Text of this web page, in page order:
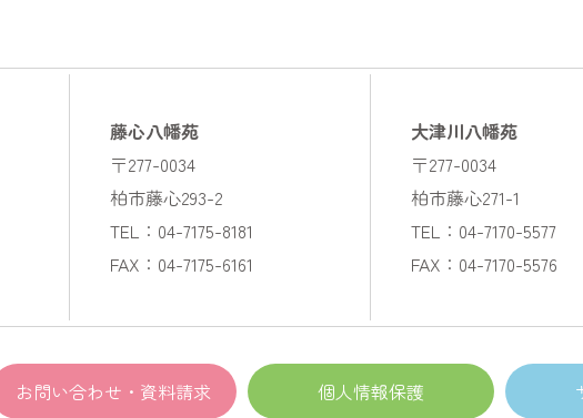
藤心八幡苑
〒277-0034
柏市藤心293-2
TEL：04-7175-8181
FAX：04-7175-6161
大津川八幡苑
〒277-0034
柏市藤心271-1
TEL：04-7170-5577
FAX：04-7170-5576
お問い合わせ・資料請求 個人情報保護